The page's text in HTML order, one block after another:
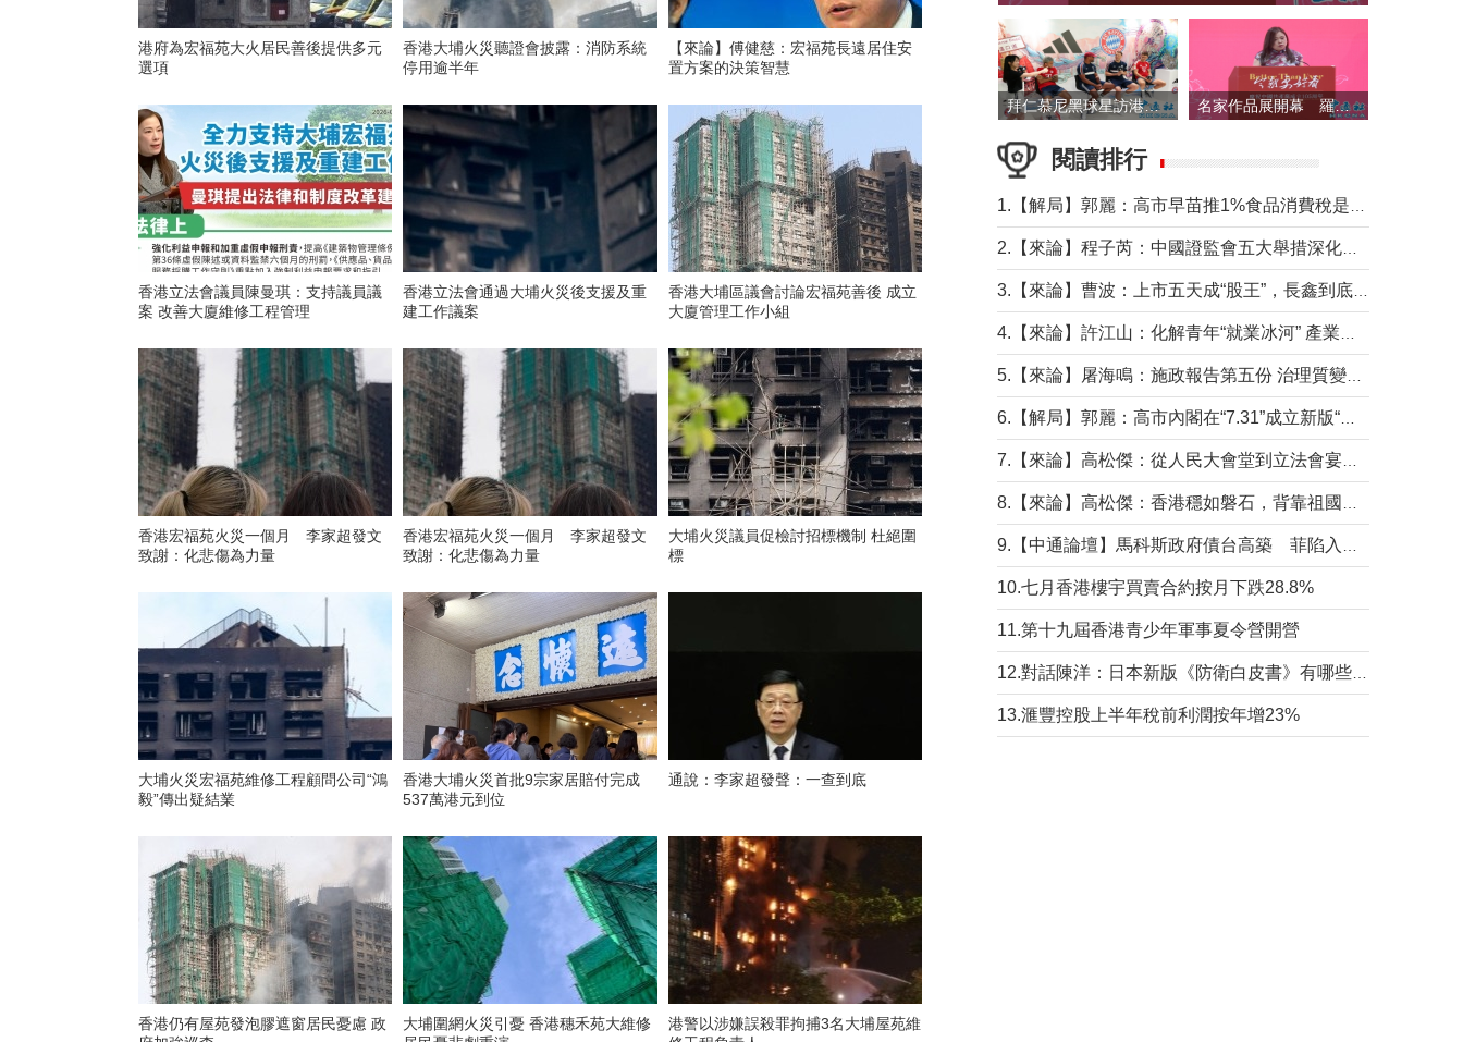
港府為宏福苑大火居民善後提供多元
選項
香港大埔火災聽證會披露：消防系統
停用逾半年
【來論】傅健慈：宏福苑長遠居住安
置方案的決策智慧
香港立法會議員陳曼琪：支持議員議
案 改善大廈維修工程管理
香港立法會通過大埔火災後支援及重
建工作議案
香港大埔區議會討論宏福苑善後 成立
大廈管理工作小組
香港宏福苑火災一個月 李家超發文
致謝：化悲傷為力量
香港宏福苑火災一個月 李家超發文
致謝：化悲傷為力量
大埔火災議員促檢討招標機制 杜絕圍
標
大埔火災宏福苑維修工程顧問公司“鴻
毅”傳出疑結業
香港大埔火災首批9宗家居賠付完成
537萬港元到位
通說：李家超發聲：一查到底
香港仍有屋苑發泡膠遮窗居民憂慮 政
大埔圍網火災引憂 香港穗禾苑大維修
港警以涉嫌誤殺罪拘捕3名大埔屋苑維
拜仁慕尼黑球星訪港 與球迷近距離互動 名家作品展開幕 羅淑佩出席並致辭
閱讀排行
10.七月香港樓宇買賣合約按月下跌28.8%
11.第十九屆香港青少年軍事夏令營開營
13.滙豐控股上半年稅前利潤按年增23%